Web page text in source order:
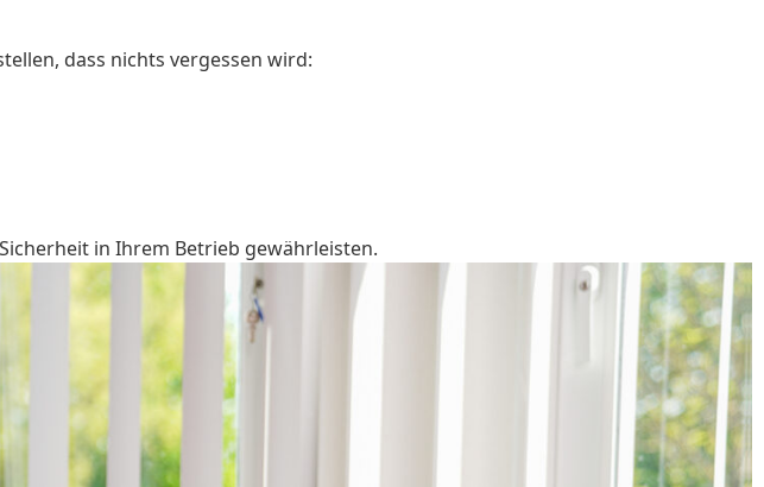
dass nichts vergessen wird:
in Ihrem Betrieb gewährleisten.